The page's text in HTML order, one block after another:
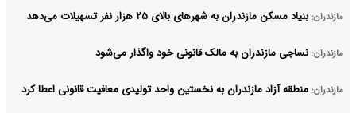
مازندران: بنیاد مسکن مازندران به شهرهای بالای ۲۵ هزار نفر تسهیلات می‌دهد
مازندران: نساجی مازندران به مالک قانونی خود واگذار می‌شود
مازندران: منطقه آزاد مازندران به نخستین واحد تولیدی معافیت قانونی اعطا کرد